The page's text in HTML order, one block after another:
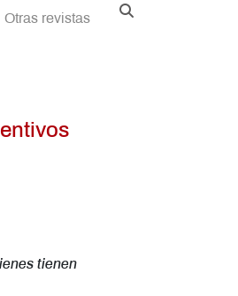
Otras revistas
tienen